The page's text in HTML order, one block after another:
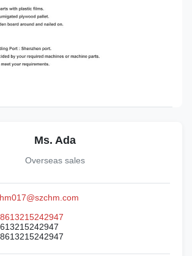
Ms. Ada
Overseas sales